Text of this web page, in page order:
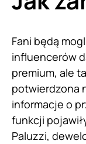
Fani będą
influencerów
premium, ale
potwierdzona
informacje o
funkcji
Paluzzi,